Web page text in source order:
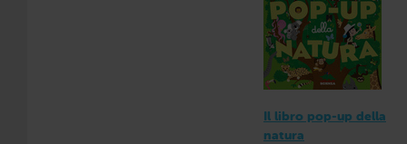
Il libro pop-up della
natura